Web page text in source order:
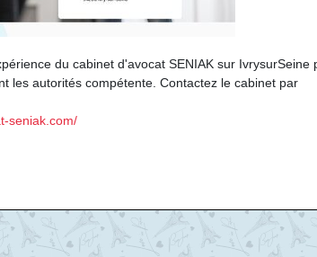
du cabinet d'avocat SENIAK sur IvrysurSeine
les autorités compétente. Contactez le cabinet par
seniak.com/